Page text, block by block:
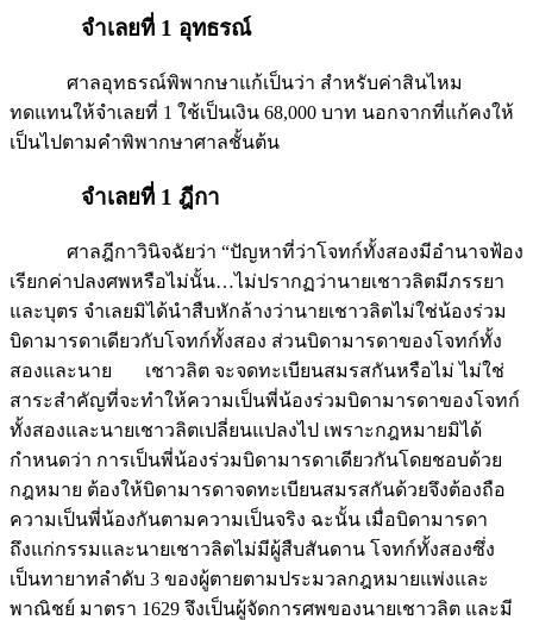
จำเลยที่ 1 อุทธรณ์
ศาลอุทธรณ์พิพากษาแก้เป็นว่า สำหรับค่าสินไหม
ทดแทนให้จำเลยที่ 1 ใช้เป็นเงิน 68,000 บาท นอกจากที่แก้คงให้
เป็นไปตามคำพิพากษาศาลชั้นต้น
จำเลยที่ 1 ฎีกา
ศาลฎีกาวินิจฉัยว่า “ปัญหาที่ว่าโจทก์ทั้งสองมีอำนาจฟ้อง
เรียกค่าปลงศพหรือไม่นั้น…ไม่ปรากฏว่านายเชาวลิตมีภรรยา
และบุตร จำเลยมิได้นำสืบหักล้างว่านายเชาวลิตไม่ใช่น้องร่วม
บิดามารดาเดียวกับโจทก์ทั้งสอง ส่วนบิดามารดาของโจทก์ทั้ง
สองและนาย เชาวลิต จะจดทะเบียนสมรสกันหรือไม่ ไม่ใช่
สาระสำคัญที่จะทำให้ความเป็นพี่น้องร่วมบิดามารดาของโจทก์
ทั้งสองและนายเชาวลิตเปลี่ยนแปลงไป เพราะกฎหมายมิได้
กำหนดว่า การเป็นพี่น้องร่วมบิดามารดาเดียวกันโดยชอบด้วย
กฎหมาย ต้องให้บิดามารดาจดทะเบียนสมรสกันด้วยจึงต้องถือ
ความเป็นพี่น้องกันตามความเป็นจริง ฉะนั้น เมื่อบิดามารดา
ถึงแก่กรรมและนายเชาวลิตไม่มีผู้สืบสันดาน โจทก์ทั้งสองซึ่ง
เป็นทายาทลำดับ 3 ของผู้ตายตามประมวลกฎหมายแพ่งและ
พาณิชย์ มาตรา 1629 จึงเป็นผู้จัดการศพของนายเชาวลิต และมี